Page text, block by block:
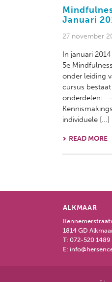
Januari
27 november
In januari
5e
onder leiding
cursus
onderdelen:
individuele [...]
READ MORE
ALKMAAR
1814 GD
T: 072-520 1489
E: